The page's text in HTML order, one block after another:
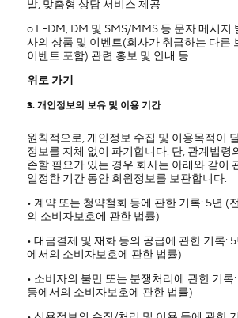
발, 맞춤형 상담 서비스 제공
ο E-DM, DM 및 SMS/MMS 등 문자 메시지
사의 상품 및 이벤트(회사가 취급하는 다른
이벤트 포함) 관련 홍보 및 안내 등
위로 가기
3. 개인정보의 보유 및 이용 기간
원칙적으로, 개인정보 수집 및 이용목적이
정보를 지체 없이 파기합니다. 단, 관계법령
존할 필요가 있는 경우 회사는 아래와 같이
일정한 기간 동안 회원정보를 보관합니다.
• 계약 또는 청약철회 등에 관한 기록: 5년 (
의 소비자보호에 관한 법률)
• 대금결제 및 재화 등의 공급에 관한 기록:
에서의 소비자보호에 관한 법률)
• 소비자의 불만 또는 분쟁처리에 관한 기록
등에서의 소비자보호에 관한 법률)